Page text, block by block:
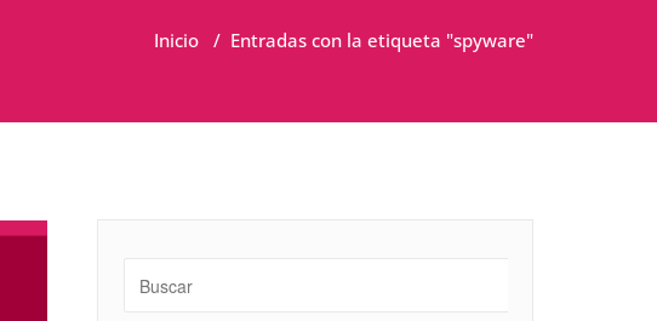
Inicio / Entradas con la etiqueta "spyware"